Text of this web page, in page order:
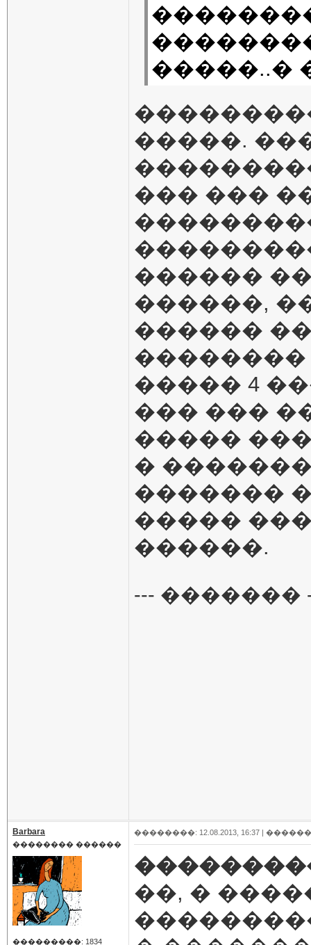
�����..�
�����.
��� ���
������
������,
������
��������
����� 4
��� ���
�����
�
�������
�����
������.
--- �������
Barbara
�������� ������
���������: 1834
��������: 12.08.2013, 16:37 |
��, �